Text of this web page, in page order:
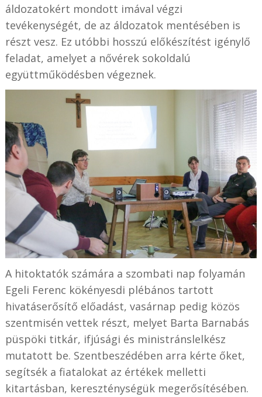
áldozatokért mondott imával végzi
tevékenységét, de az áldozatok mentésében is
részt vesz. Ez utóbbi hosszú előkészítést igénylő
feladat, amelyet a nővérek sokoldalú
együttműködésben végeznek.
A hitoktatók számára a szombati nap folyamán
Egeli Ferenc kökényesdi plébános tartott
hivatáserősítő előadást, vasárnap pedig közös
szentmisén vettek részt, melyet Barta Barnabás
püspöki titkár, ifjúsági és ministránslelkész
mutatott be. Szentbeszédében arra kérte őket,
segítsék a fiatalokat az értékek melletti
kitartásban, kereszténységük megerősítésében.